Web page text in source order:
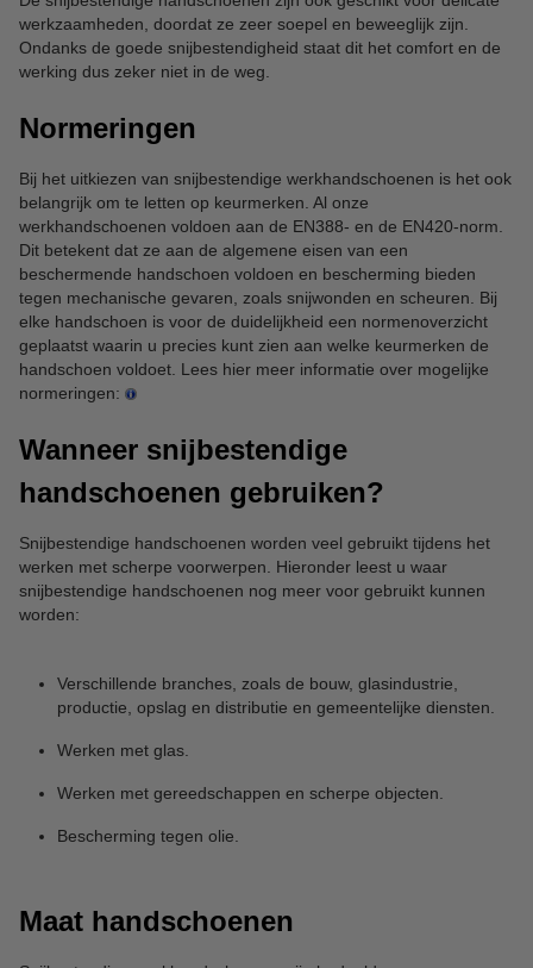
werkzaamheden, doordat ze zeer soepel en beweeglijk zijn.
Ondanks de goede snijbestendigheid staat dit het comfort en de
werking dus zeker niet in de weg.
Normeringen
Bij het uitkiezen van snijbestendige werkhandschoenen is het ook
belangrijk om te letten op keurmerken. Al onze
werkhandschoenen voldoen aan de EN388- en de EN420-norm.
Dit betekent dat ze aan de algemene eisen van een
beschermende handschoen voldoen en bescherming bieden
tegen mechanische gevaren, zoals snijwonden en scheuren. Bij
elke handschoen is voor de duidelijkheid een normenoverzicht
geplaatst waarin u precies kunt zien aan welke keurmerken de
handschoen voldoet. Lees hier meer informatie over mogelijke
normeringen:
Wanneer snijbestendige
handschoenen gebruiken?
Snijbestendige handschoenen worden veel gebruikt tijdens het
werken met scherpe voorwerpen. Hieronder leest u waar
snijbestendige handschoenen nog meer voor gebruikt kunnen
worden:
Verschillende branches, zoals de bouw, glasindustrie,
productie, opslag en distributie en gemeentelijke diensten.
Werken met glas.
Werken met gereedschappen en scherpe objecten.
Bescherming tegen olie.
Maat handschoenen